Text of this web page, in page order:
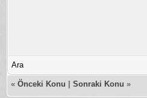
Ara
« Önceki Konu Sonraki Konu »